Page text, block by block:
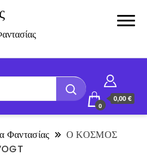
0
0,00 €
Φαντασίας
Ο ΚΟΣΜΟΣ